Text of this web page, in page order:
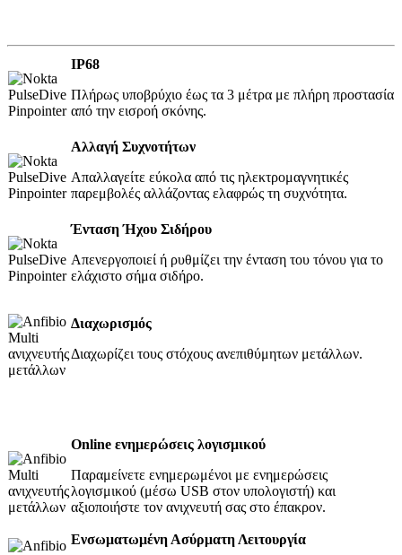
IP68
Πλήρως υποβρύχιo έως τα 3 μέτρα με πλήρη προστασία
από την εισροή σκόνης.
Αλλαγή Συχνοτήτων
Απαλλαγείτε εύκολα από τις ηλεκτρομαγνητικές
παρεμβολές αλλάζοντας ελαφρώς τη συχνότητα.
Ένταση Ήχου Σιδήρου
Απενεργοποιεί ή ρυθμίζει την ένταση του τόνου για το
ελάχιστο σήμα σιδήρο.
Διαχωρισμός
Διαχωρίζει τους στόχους ανεπιθύμητων μετάλλων.
Online ενημερώσεις λογισμικού
Παραμείνετε ενημερωμένοι με ενημερώσεις
λογισμικού (μέσω USB στον υπολογιστή) και
αξιοποιήστε τον ανιχνευτή σας στο έπακρον.
Ενσωματωμένη Ασύρματη Λειτουργία